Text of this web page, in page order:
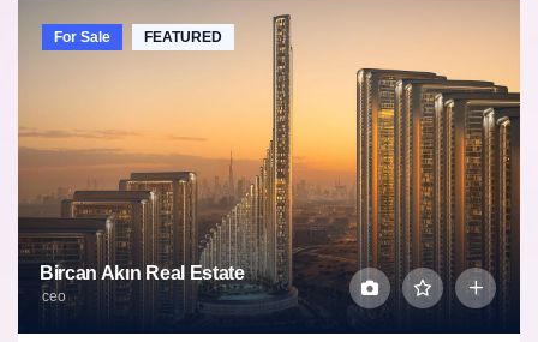
Bircan Akın Real Estate
ceo
For Sale FEATURED